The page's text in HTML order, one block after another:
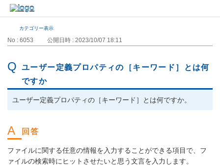
カテゴリー表示
No : 6053 公開日時 : 2023/10/07 18:11
ユーザー定義プロパティの［キーワード］とは何
ですか
ユーザー定義プロパティの［キーワード］とは何ですか。
ファイルに関する任意の情報を入力することができる項目で、フ
ァイルの検索時にヒットさせたいと思う文言を入力します。